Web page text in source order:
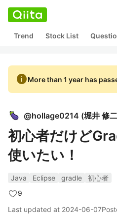
Trend Stock List
infoMore than 1 year has
@hollage0214 (堀井 修二
初心者だけど
使いたい！
Java Eclipse gradle
初心者
9
Last updated at 2024-06-07